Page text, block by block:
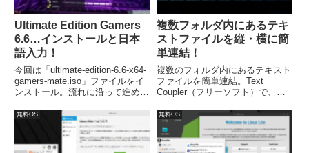
Ultimate Edition Gamers
6.6…インストールと日本
語入力！
今回は「ultimate-edition-6.6-x64-
gamers-mate.iso」ファイルをイ
ンストール。流れに沿って進めて
了します。しかし、インストーラ
ーの設定画面で気になる点があ
り、日本語入力も設定が必要でし
た。
複数フォルダ内にあるテキ
ストファイルを縦・横に簡
単連結！
複数のフォルダ内にあるテキスト
ファイルを簡単連結。Text
Coupler（フリーソフト）で、
フォルダを一括にドラッグ＆ドロ
ップすることで読み込めます。テ
キストファイルの文字コードは異
なっていても問題ありません。
無料OS 無料OS